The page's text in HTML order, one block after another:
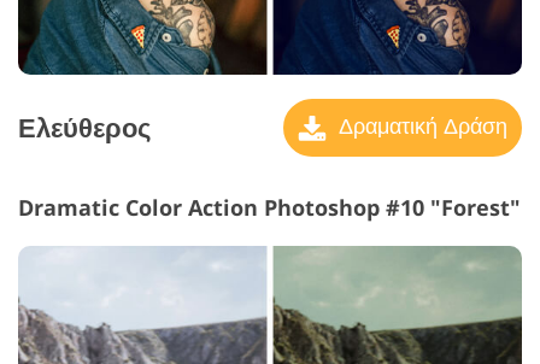
Ελεύθερος Δραματική Δράση
Dramatic Color Action Photoshop #10 "Forest"